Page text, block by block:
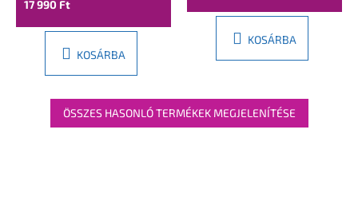
17 990 Ft
KOSÁRBA
KOSÁRBA
ÖSSZES HASONLÓ TERMÉKEK MEGJELENÍTÉSE